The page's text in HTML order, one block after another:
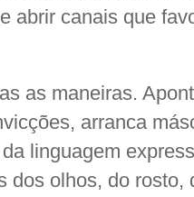
abrir canais que
as maneiras.
arranca
linguagem
dos olhos, do rosto,